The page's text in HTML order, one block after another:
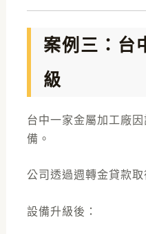
案例三：台
級
台中一家金屬加工廠
備。
公司透過週轉金貸款取
設備升級後：